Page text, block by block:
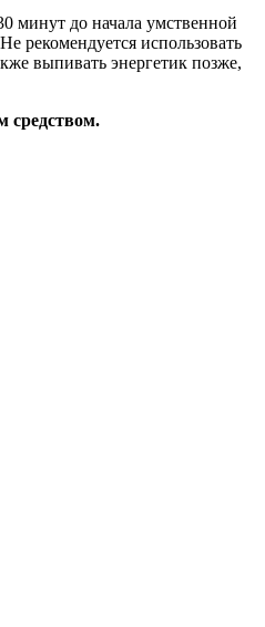
минут до начала умственной
рекомендуется использовать
выпивать энергетик позже,
средством.